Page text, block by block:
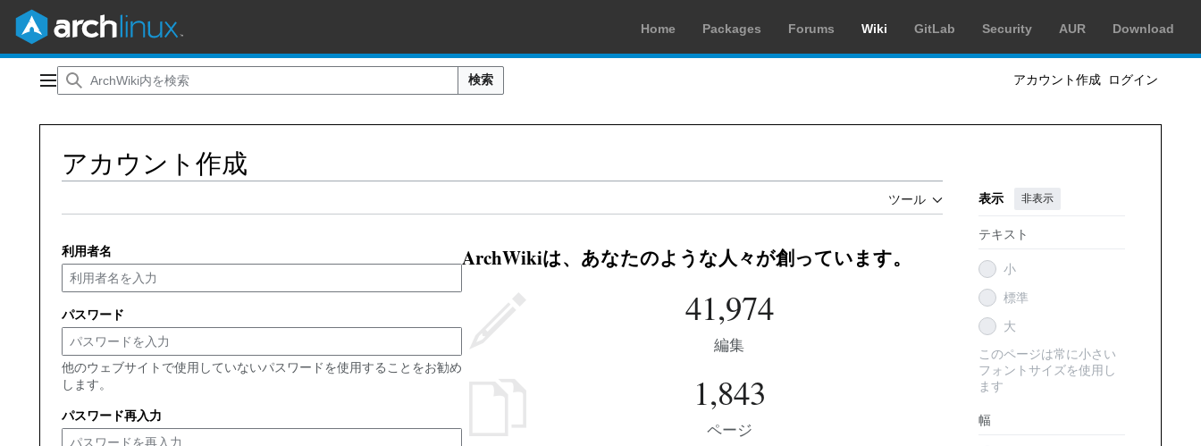
Home Packages Forums Wiki GitLab Security AUR Download
メインメニュー 検索 アカウント作成 ログイン
アカウント作成
ツール 表示 非表示
テキスト
小
標準
大
このページは常に小さい
フォントサイズを使用し
ます
幅
利用者名
パスワード
他のウェブサイトで使用していないパスワードを使用することをお勧め
します。
パスワード再入力
ArchWikiは、あなたのような人々が創っています。
41,974
編集
1,843
ページ